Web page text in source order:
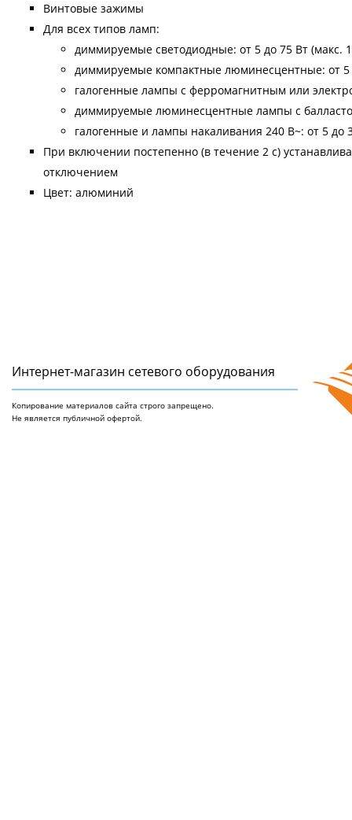
Винтовые зажимы
Для всех типов ламп:
диммируемые светодиодные: от 5 до 75 Вт (макс.
диммируемые компактные люминесцентные: от 5
галогенные лампы с ферромагнитным или
диммируемые люминесцентные лампы с
галогенные и лампы накаливания 240 В~: от 5 до
При включении постепенно (в течение 2 с)
отключением
Цвет: алюминий
Интернет-магазин сетeвого оборудования
Копирование материалов сайта строго запрещено.
Не является публичной офертой.